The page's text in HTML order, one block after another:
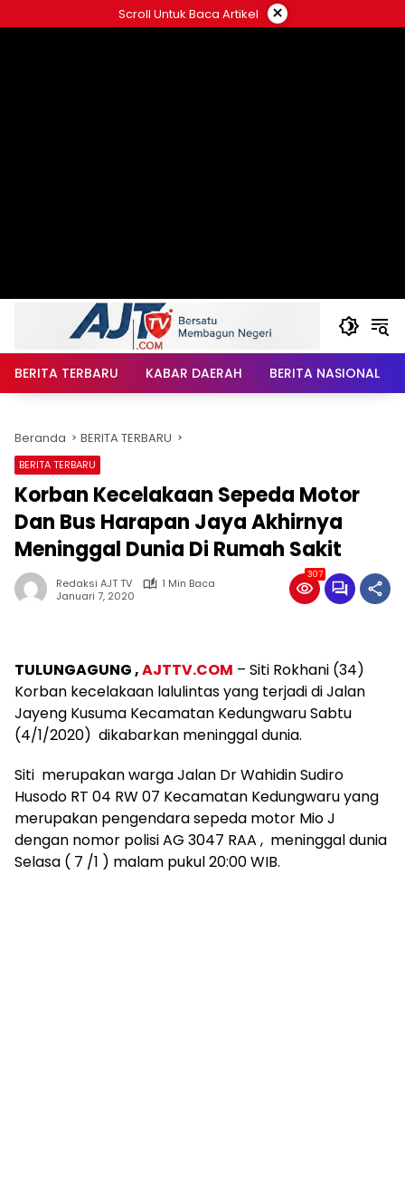
ke
Scroll Untuk Baca Artikel ×
BERITA TERBARU KABAR DAERAH BERITA NASIONAL
Beranda BERITA TERBARU
BERITA TERBARU
Korban Kecelakaan Sepeda Motor
Dan Bus Harapan Jaya Akhirnya
Meninggal Dunia Di Rumah Sakit
Redaksi AJT TV
1 Min Baca
Januari 7, 2020
307
TULUNGAGUNG ,AJTTV.COM – Siti Rokhani (34)
Korban kecelakaan lalulintas yang terjadi di Jalan
Jayeng Kusuma Kecamatan Kedungwaru Sabtu
(4/1/2020) dikabarkan meninggal dunia.
Siti merupakan warga Jalan Dr Wahidin Sudiro
Husodo RT 04 RW 07 Kecamatan Kedungwaru yang
merupakan pengendara sepeda motor Mio J
dengan nomor polisi AG 3047 RAA , meninggal dunia
Selasa ( 7 /1 ) malam pukul 20:00 WIB.